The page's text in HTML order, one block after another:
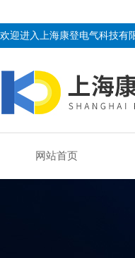
欢迎进入上海康登电气科技有
网站首页